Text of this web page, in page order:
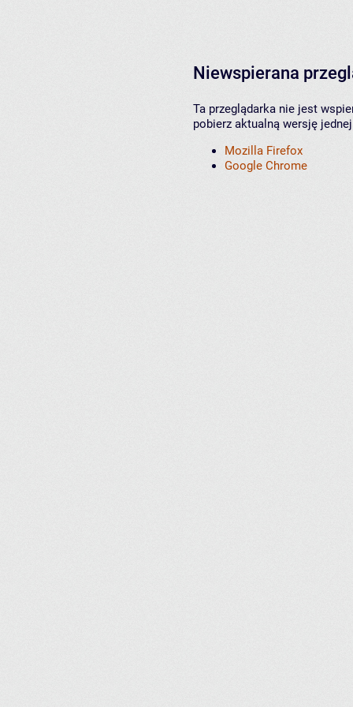
Niewspierana
Ta przeglądarka nie jest
pobierz aktualną wersję
Mozilla Firefox
Google Chrome